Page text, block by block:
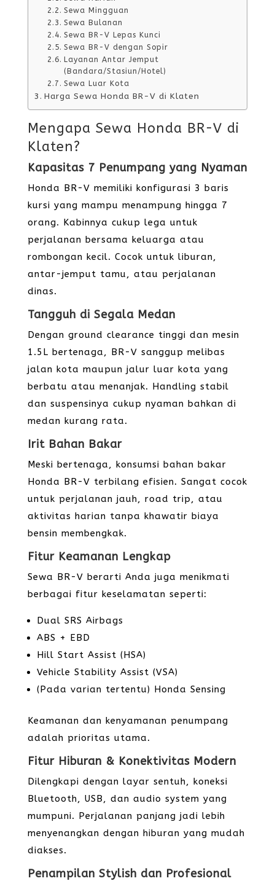
Sewa Mingguan
Sewa Bulanan
Sewa BR-V Lepas Kunci
Sewa BR-V dengan Sopir
Layanan Antar Jemput
(Bandara/Stasiun/Hotel)
Sewa Luar Kota
Harga Sewa Honda BR-V di Klaten
Mengapa Sewa Honda BR-V di
Klaten?
Kapasitas 7 Penumpang yang Nyaman
Honda BR-V memiliki konfigurasi 3 baris
kursi yang mampu menampung hingga 7
orang. Kabinnya cukup lega untuk
perjalanan bersama keluarga atau
rombongan kecil. Cocok untuk liburan,
antar-jemput tamu, atau perjalanan
dinas.
Tangguh di Segala Medan
Dengan ground clearance tinggi dan mesin
1.5L bertenaga, BR-V sanggup melibas
jalan kota maupun jalur luar kota yang
berbatu atau menanjak. Handling stabil
dan suspensinya cukup nyaman bahkan di
medan kurang rata.
Irit Bahan Bakar
Meski bertenaga, konsumsi bahan bakar
Honda BR-V terbilang efisien. Sangat cocok
untuk perjalanan jauh, road trip, atau
aktivitas harian tanpa khawatir biaya
bensin membengkak.
Fitur Keamanan Lengkap
Sewa BR-V berarti Anda juga menikmati
berbagai fitur keselamatan seperti:
Dual SRS Airbags
ABS + EBD
Hill Start Assist (HSA)
Vehicle Stability Assist (VSA)
(Pada varian tertentu) Honda Sensing
Keamanan dan kenyamanan penumpang
adalah prioritas utama.
Fitur Hiburan & Konektivitas Modern
Dilengkapi dengan layar sentuh, koneksi
Bluetooth, USB, dan audio system yang
mumpuni. Perjalanan panjang jadi lebih
menyenangkan dengan hiburan yang mudah
diakses.
Penampilan Stylish dan Profesional